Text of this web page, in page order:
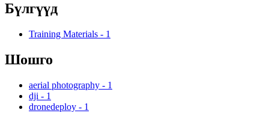
Бүлгүүд
Training Materials - 1
Шошго
aerial photography - 1
dji - 1
dronedeploy - 1